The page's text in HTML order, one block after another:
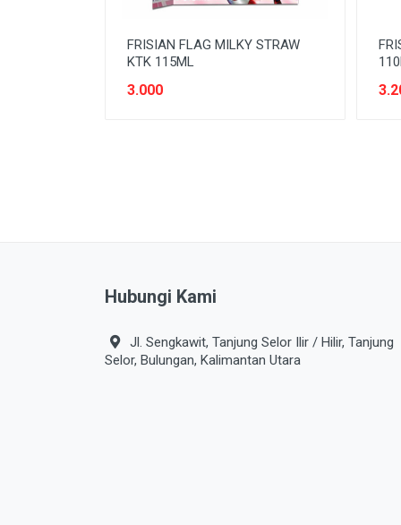
FRISIAN FLAG MILKY STRAW
KTK 115ML
3.000
Hubungi Kami
Jl. Sengkawit, Tanjung Selor Ilir / Hilir, Tanjung
Selor, Bulungan, Kalimantan Utara